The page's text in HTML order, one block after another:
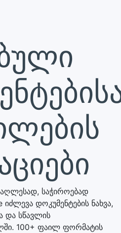
საჭიროებად
დოკუმენტების ნახვა,
და სწავლის
100+ ფაილ ფორმატის